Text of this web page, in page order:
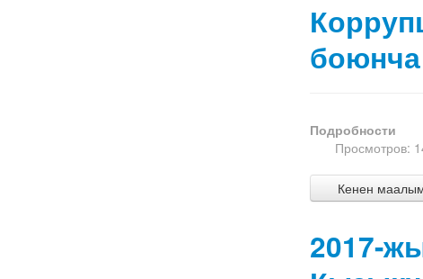
Подробности
Просмотров:
Кенен
2017-